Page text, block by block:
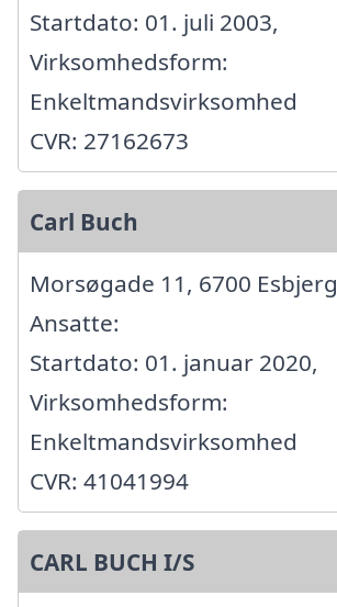
Startdato: 01. juli 2003,
Virksomhedsform:
Enkeltmandsvirksomhed
CVR: 27162673
Carl Buch
Morsøgade 11, 6700 Esbjerg
Ansatte:
Startdato: 01. januar 2020,
Virksomhedsform:
Enkeltmandsvirksomhed
CVR: 41041994
CARL BUCH I/S